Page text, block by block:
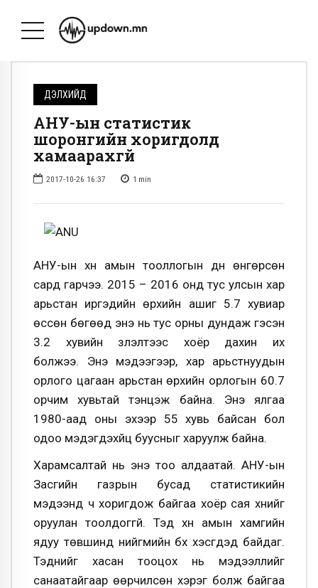
ДЭЛХИЙД
АНУ-ын статистик
шоронгийн хоригдолд
хамаарахгүй
2017-10-26 16:37 1 min
АНУ-ын хүн амын тооллогын дүн өнгөрсөн
сард гарчээ. 2015 – 2016 онд тус улсын хар
арьстан иргэдийн өрхийн ашиг 5.7 хувиар
өссөн бөгөөд энэ нь тус орны дундаж гэсэн
3.2 хувийн үзүүлэлтээс хоёр дахин их
болжээ. Энэ мэдээгээр, хар арьстнуудын
орлого цагаан арьстан өрхийн орлогын 60.7
орчим хувьтай тэнцэж байна. Энэ ялгаа
1980-аад оны эхээр 55 хувь байсан бол
одоо мэдэгдэхүйц буусныг харуулж байна.
Харамсалтай нь энэ тоо алдаатай. АНУ-ын
Засгийн газрын бусад статистикийн
мэдээнд ч хоригдож байгаа хоёр сая хүнийг
оруулан тоолдоггүй. Тэд хүн амын хамгийн
ядуу төвшинд нийгмийн бүх хэсгүүдэд байдаг.
Тэднийг хасан тооцох нь мэдээллийг
санаатайгаар өөрчилсөн хэрэг болж байгаа